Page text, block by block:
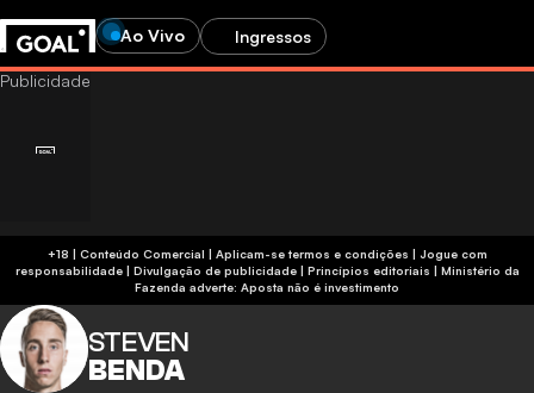
Ao Vivo Ingressos
+18 | Conteúdo Comercial | Aplicam-se termos e condições | Jogue com
responsabilidade| Divulgação de publicidade| Princípios editoriais | Ministério da
Fazenda adverte: Aposta não é investimento
STEVEN
BENDA